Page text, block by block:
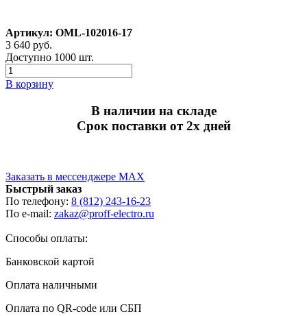
Артикул: OML-102016-17
3 640 руб.
Доступно 1000 шт.
В корзину
В наличии на складе
Срок поставки от 2х дней
Заказать в мессенджере MAX
Быстрый заказ
По телефону: 8 (812) 243-16-23
По e-mail: zakaz@proff-electro.ru
Способы оплаты:
Банковской картой
Оплата наличными
Оплата по QR-code или СБП